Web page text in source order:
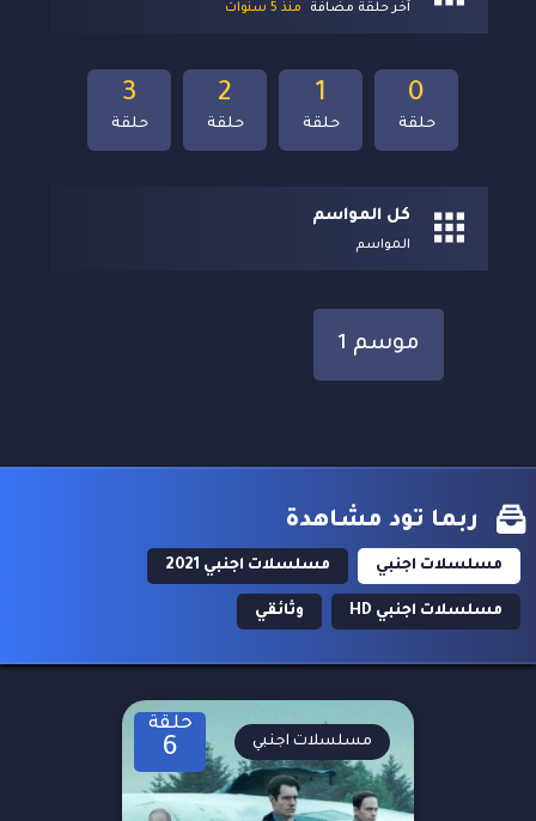
آخر حلقة مضافة منذ 5 سنوات
3
حلقة
2
حلقة
1
حلقة
0
حلقة
كل المواسم
المواسم
موسم 1
ربما تود مشاهدة
مسلسلات اجنبي مسلسلات اجنبي 2021
مسلسلات اجنبي HD وثائقي
حلقة
6 مسلسلات اجنبي